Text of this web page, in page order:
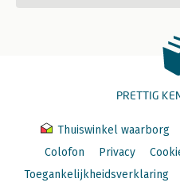
PRETTIG
Thuiswinkel waarborg
Colofon
Privacy
Toegankelijkheidsverklaring